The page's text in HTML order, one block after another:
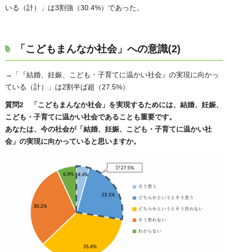
いる（計）」は3割強（30.4%）であった。
「こどもまんなか社会」への意識(2)
→「『結婚、妊娠、こども・子育てに温かい社会』の実現に向かっ
ている（計）」は2割半ば超（27.5%）
質問2 「こどもまんなか社会」を実現するためには、結婚、妊娠、
こども・子育てに温かい社会であることも重要です。
あなたは、今の社会が「結婚、妊娠、こども・子育てに温かい社
会」の実現に向かっていると思いますか。